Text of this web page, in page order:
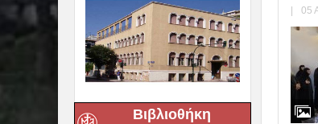
Βιβλιοθήκη
05